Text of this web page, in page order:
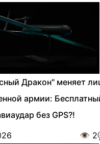
Дракон" меняет
армии:
без GPS?!
👁️ 2